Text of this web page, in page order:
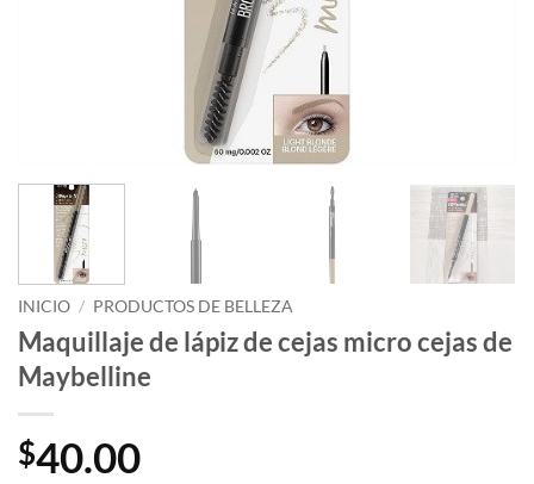
INICIO / PRODUCTOS DE BELLEZA
Maquillaje de lápiz de cejas micro cejas de
Maybelline
$40.00